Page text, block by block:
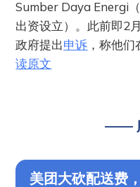
Sumber Daya Energi
出资设立）。此前即2
政府提出申诉 ，称他
读原文
——
美团大砍配送费